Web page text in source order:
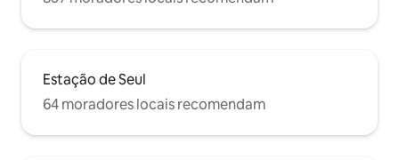
Estação de Seul
64 moradores locais recomendam